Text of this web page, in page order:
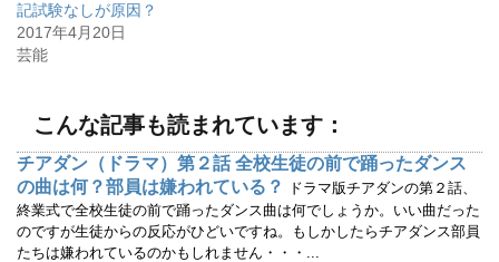
ン
ド
ウ
だ
さ
い
ィ
ン
ウ
で
開
き
ま
す
)
記試験なしが原因？
2017年4月20日
芸能
こんな記事も読まれています：
チアダン（ドラマ）第２話 全校生徒の前で踊ったダンス
の曲は何？部員は嫌われている？
ドラマ版チアダンの第２話、
終業式で全校生徒の前で踊ったダンス曲は何でしょうか。いい曲だった
のですが生徒からの反応がひどいですね。もしかしたらチアダンス部員
たちは嫌われているのかもしれません・・・...